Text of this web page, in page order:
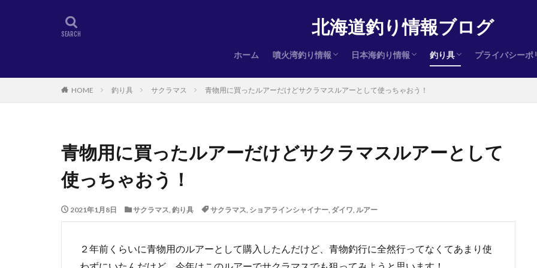
北海道釣り情報ブログ
ホーム 噴火湾釣り情報
ヒラメ
サクラマス
アキアジ（鮭）
日本海釣り情報
ヒラメ
サクラマス
アキアジ（鮭）
釣り具
ヒラメ
サクラマス
アキアジ（鮭）
インプレ
プライバシーポ
HOME 釣り具 サクラマス 青物用に買ったルアーだけどサクラマスルアーとして使っちゃおう！
青物用に買ったルアーだけどサクラマスルアーとして
使っちゃおう！
2021年1月8日 サクラマス, 釣り具 サクラマス, ショアラインシャイナー, ダイワ, ルアー
２年前くらいに青物用のルアーとして購入したんだけど、青物釣行に全然行ってなくてあまり使